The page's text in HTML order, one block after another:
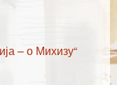
– о Михизу“